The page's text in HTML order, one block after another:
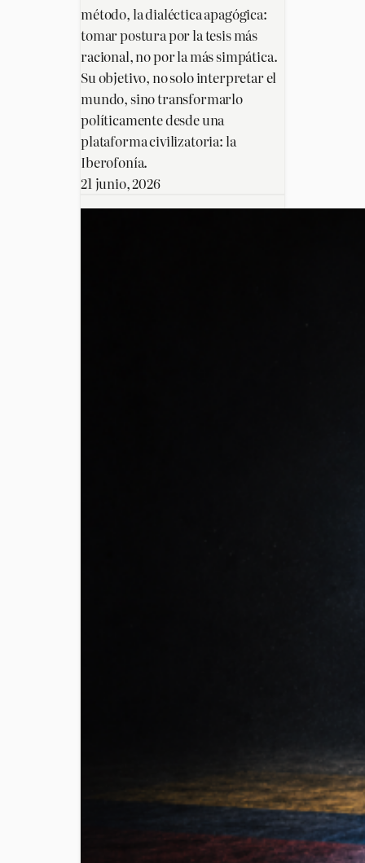
método, la dialéctica apagógica:
tomar postura por la tesis más
racional, no por la más simpática.
Su objetivo, no solo interpretar el
mundo, sino transformarlo
políticamente desde una
plataforma civilizatoria: la
Iberofonía.
21 junio, 2026